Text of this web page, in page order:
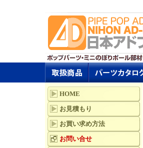
HOME
お見積もり
お買い求め方法
お問い合せ